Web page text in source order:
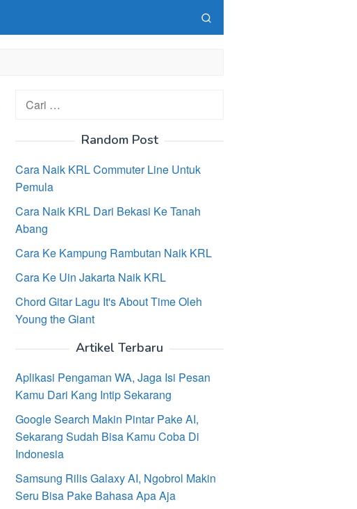
Cari
Random Post
Cara Naik KRL Commuter Line Untuk
Pemula
Cara Naik KRL Dari Bekasi Ke Tanah
Abang
Cara Ke Kampung Rambutan Naik KRL
Cara Ke Uin Jakarta Naik KRL
Chord Gitar Lagu It's About Time Oleh
Young the Giant
Artikel Terbaru
Aplikasi Pengaman WA, Jaga Isi Pesan
Kamu Dari Kang Intip Sekarang
Google Search Makin Pintar Pake AI,
Sekarang Sudah Bisa Kamu Coba Di
Indonesia
Samsung Rilis Galaxy AI, Ngobrol Makin
Seru Bisa Pake Bahasa Apa Aja